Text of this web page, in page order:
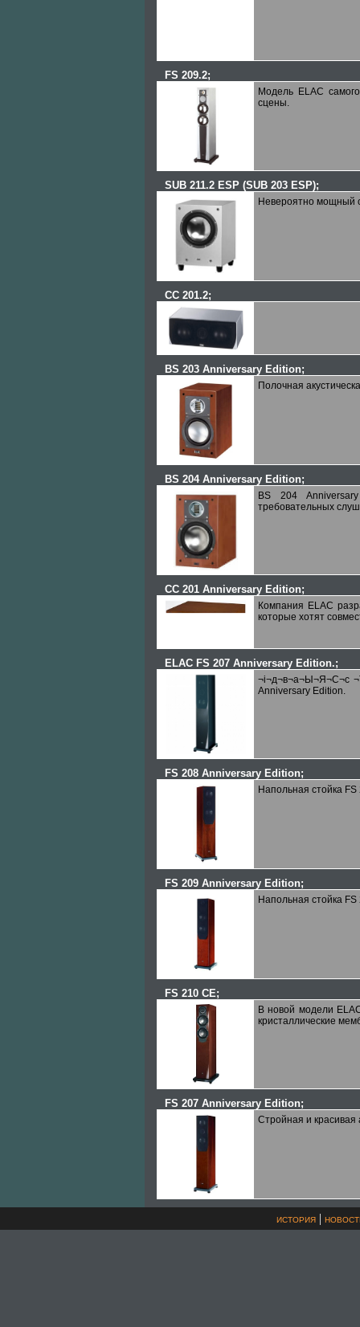
FS 209.2;
Модель ELAC
сцены.
SUB 211.2 ESP (SUB 203 ESP);
Невероятно мощный
CC 201.2;
BS 203 Anniversary Edition;
Полочная
BS 204 Anniversary Edition;
BS 204
требовательных
CC 201 Anniversary Edition;
Компания ELAC
которые хотят
ELAC FS 207 Anniversary Edition.;
¬і¬д¬в¬а¬Ы¬Я¬С¬с
Anniversary Edition.
FS 208 Anniversary Edition;
Напольная стойка
FS 209 Anniversary Edition;
Напольная стойка
FS 210 CE;
В новой модели
кристаллические
FS 207 Anniversary Edition;
Стройная и красивая
ИСТОРИЯ|